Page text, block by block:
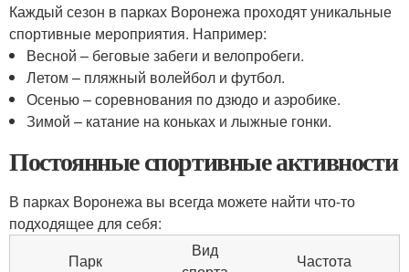
Каждый сезон в парках Воронежа проходят уникальные
спортивные мероприятия. Например:
Весной – беговые забеги и велопробеги.
Летом – пляжный волейбол и футбол.
Осенью – соревнования по дзюдо и аэробике.
Зимой – катание на коньках и лыжные гонки.
Постоянные спортивные активности
В парках Воронежа вы всегда можете найти что-то
подходящее для себя:
Парк
Вид
Частота